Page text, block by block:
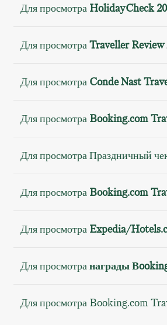
Для просмотра HolidayCheck
Для просмотраTraveller Review
Для просмотра Conde Nast
Для просмотра Booking.com
Для просмотра Праздничный
Для просмотра Booking.com
Для просмотра Expedia/
Для просмотранаграды
Для просмотра Booking.com